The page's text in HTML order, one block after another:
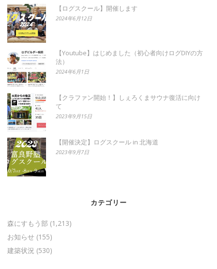
【ログスクール】開催します
2024年6月12日
【Youtube】はじめました（初心者向けログDIYの方
法）
2024年6月1日
【クラファン開始！】しぇろくまサウナ復活に向け
て
2023年9月15日
【開催決定】ログスクール in 北海道
2023年9月7日
カテゴリー
森にすもう部 (1,213)
お知らせ (155)
建築状況 (530)